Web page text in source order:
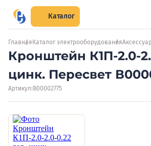
Каталог
Главная Каталог электрооборудования
Кронштейн К1П-2.0-
цинк. Пересвет
Артикул: В00002775